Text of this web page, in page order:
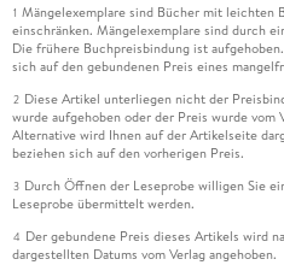
1 Mängelexemplare sind Bücher mit leichten
einschränken. Mängelexemplare sind durch
Die frühere Buchpreisbindung ist
sich auf den gebundenen Preis eines
2 Diese Artikel unterliegen nicht der
wurde aufgehoben oder der Preis wurde
Alternative wird Ihnen auf der Artikelseite
beziehen sich auf den vorherigen Preis.
3 Durch Öffnen der Leseprobe willigen Sie
Leseprobe übermittelt werden.
4 Der gebundene Preis dieses Artikels wird
dargestellten Datums vom Verlag angehoben.